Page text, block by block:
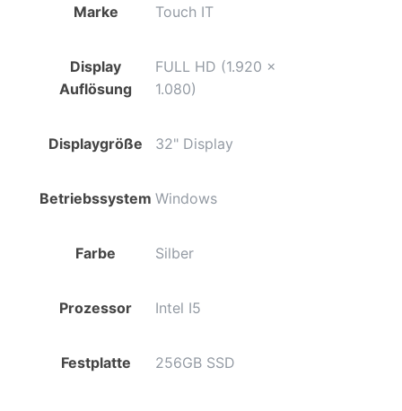
Touch
Display
Menge
Marke Touch IT
Display
Auflösung
FULL HD (1.920 x
1.080)
Displaygröße 32" Display
Betriebssystem Windows
Farbe Silber
Prozessor Intel I5
Festplatte 256GB SSD